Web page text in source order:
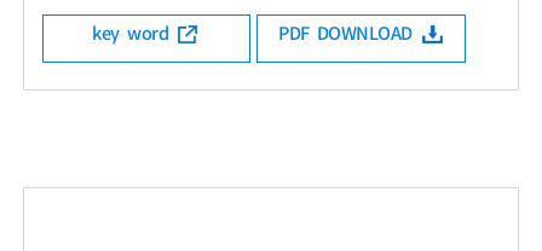
key word PDF DOWNLOAD